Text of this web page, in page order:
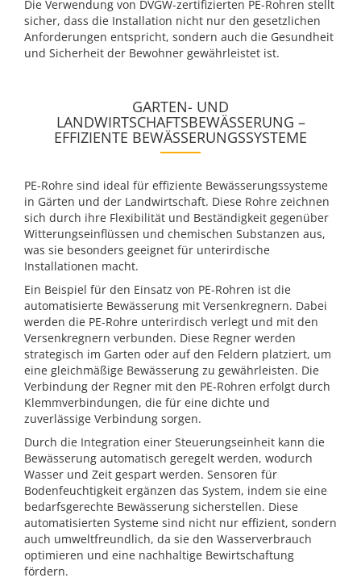
Die Verwendung von DVGW-zertifizierten PE-Rohren stellt
sicher, dass die Installation nicht nur den gesetzlichen
Anforderungen entspricht, sondern auch die Gesundheit
und Sicherheit der Bewohner gewährleistet ist.
GARTEN- UND
LANDWIRTSCHAFTSBEWÄSSERUNG –
EFFIZIENTE BEWÄSSERUNGSSYSTEME
PE-Rohre sind ideal für effiziente Bewässerungssysteme
in Gärten und der Landwirtschaft. Diese Rohre zeichnen
sich durch ihre Flexibilität und Beständigkeit gegenüber
Witterungseinflüssen und chemischen Substanzen aus,
was sie besonders geeignet für unterirdische
Installationen macht.
Ein Beispiel für den Einsatz von PE-Rohren ist die
automatisierte Bewässerung mit Versenkregnern. Dabei
werden die PE-Rohre unterirdisch verlegt und mit den
Versenkregnern verbunden. Diese Regner werden
strategisch im Garten oder auf den Feldern platziert, um
eine gleichmäßige Bewässerung zu gewährleisten. Die
Verbindung der Regner mit den PE-Rohren erfolgt durch
Klemmverbindungen, die für eine dichte und
zuverlässige Verbindung sorgen.
Durch die Integration einer Steuerungseinheit kann die
Bewässerung automatisch geregelt werden, wodurch
Wasser und Zeit gespart werden. Sensoren für
Bodenfeuchtigkeit ergänzen das System, indem sie eine
bedarfsgerechte Bewässerung sicherstellen. Diese
automatisierten Systeme sind nicht nur effizient, sondern
auch umweltfreundlich, da sie den Wasserverbrauch
optimieren und eine nachhaltige Bewirtschaftung
fördern.